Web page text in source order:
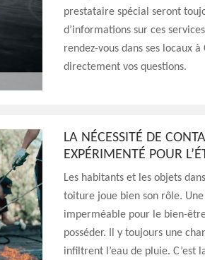
prestataire spécial seront
d’informations sur ces
rendez-vous dans ses locaux
directement vos questions.
LA NÉCESSITÉ DE
EXPÉRIMENTÉ POUR
Les habitants et les objets
toiture joue bien son rôle.
imperméable pour le bien-
posséder. Il y toujours une
infiltrent l’eau de pluie. C’est